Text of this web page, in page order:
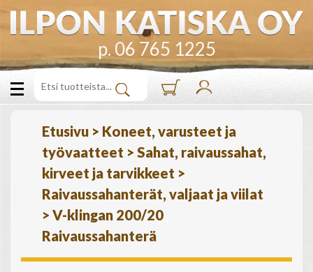
p. 06 765 1225
Etusivu > Koneet, varusteet ja
työvaatteet > Sahat, raivaussahat,
kirveet ja tarvikkeet >
Raivaussahanterät, valjaat ja viilat
> V-klingan 200/20
Raivaussahanterä